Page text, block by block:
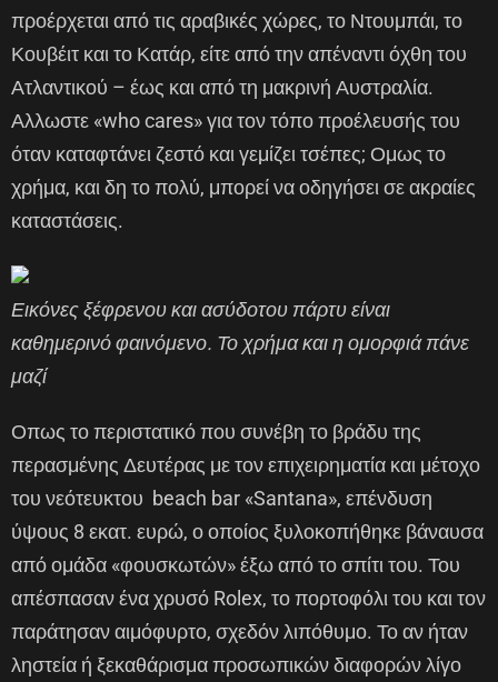
προέρχεται από τις αραβικές χώρες, το Ντουμπάι, το
Κουβέιτ και το Κατάρ, είτε από την απέναντι όχθη του
Ατλαντικού – έως και από τη μακρινή Αυστραλία.
Αλλωστε «who cares» για τον τόπο προέλευσής του
όταν καταφτάνει ζεστό και γεμίζει τσέπες; Ομως το
χρήμα, και δη το πολύ, μπορεί να οδηγήσει σε ακραίες
καταστάσεις.
Εικόνες ξέφρενου και ασύδοτου πάρτυ είναι
καθημερινό φαινόμενο. Το χρήμα και η ομορφιά πάνε
μαζί
Οπως το περιστατικό που συνέβη το βράδυ της
περασμένης Δευτέρας με τον επιχειρηματία και μέτοχο
του νεότευκτου beach bar «Santana», επένδυση
ύψους 8 εκατ. ευρώ, ο οποίος ξυλοκοπήθηκε βάναυσα
από ομάδα «φουσκωτών» έξω από το σπίτι του. Του
απέσπασαν ένα χρυσό Rolex, το πορτοφόλι του και τον
παράτησαν αιμόφυρτο, σχεδόν λιπόθυμο. Το αν ήταν
ληστεία ή ξεκαθάρισμα προσωπικών διαφορών λίγο